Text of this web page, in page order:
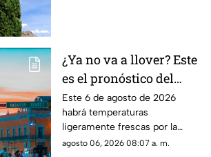
¿Ya no va a llover? Este
es el pronóstico del
clima en
Aguascalientes hoy 6
de agosto
Este 6 de agosto de 2026
habrá temperaturas
ligeramente frescas por la
mañana y calor en el día; el
agosto 06, 2026 08:07 a. m.